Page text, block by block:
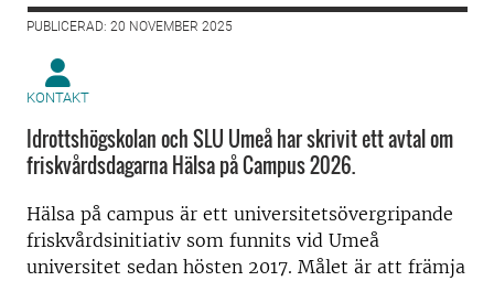
PUBLICERAD: 20 NOVEMBER 2025
KONTAKT
Idrottshögskolan och SLU Umeå har skrivit ett avtal om
friskvårdsdagarna Hälsa på Campus 2026.
Hälsa på campus är ett universitetsövergripande
friskvårdsinitiativ som funnits vid Umeå
universitet sedan hösten 2017. Målet är att främja